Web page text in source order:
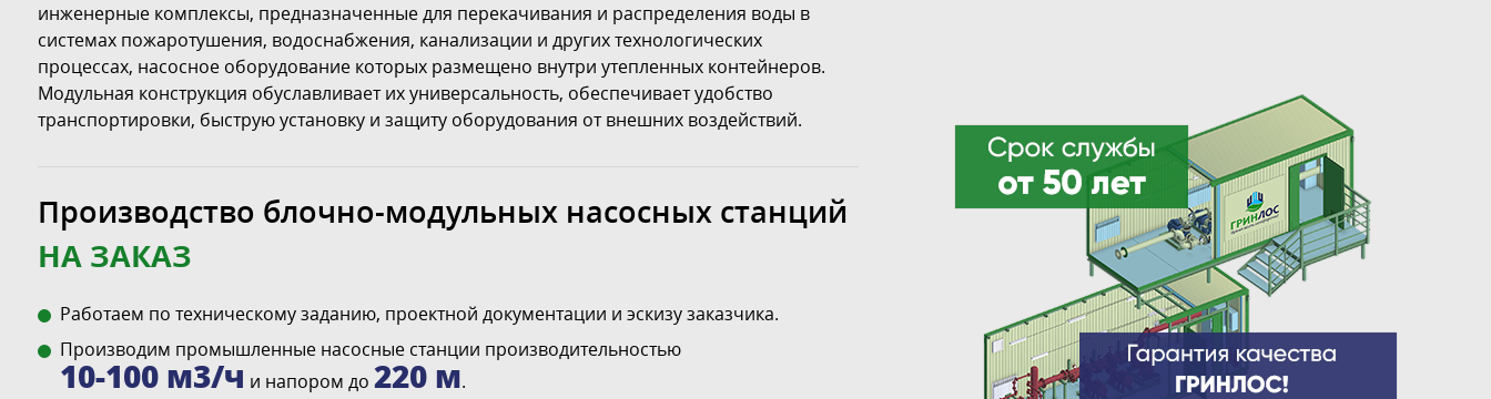
инженерные комплексы, предназначенные для перекачивания и распределения воды в
системах пожаротушения, водоснабжения, канализации и других технологических
процессах, насосное оборудование которых размещено внутри утепленных контейнеров.
Модульная конструкция обуславливает их универсальность, обеспечивает удобство
транспортировки, быструю установку и защиту оборудования от внешних воздействий.
Производство блочно-модульных насосных станций
НА ЗАКАЗ
Работаем по техническому заданию, проектной документации и эскизу заказчика.
Производим промышленные насосные станции производительностью
10-100 м3/ч и напором до 220 м.